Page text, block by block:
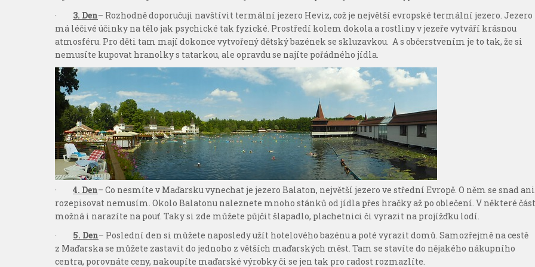
· 3. Den– Rozhodně doporučuji navštívit termální jezero Heviz, což je největší evropské termální jezero. Jezero
má léčivé účinky na tělo jak psychické tak fyzické. Prostředí kolem dokola a rostliny v jezeře vytváří krásnou
atmosféru. Pro děti tam mají dokonce vytvořený dětský bazének se skluzavkou. A s občerstvením je to tak, že si
nemusíte kupovat hranolky s tatarkou, ale opravdu se najíte pořádného jídla.
· 4. Den– Co nesmíte v Maďarsku vynechat je jezero Balaton, největší jezero ve střední Evropě. O něm se snad ani
rozepisovat nemusím. Okolo Balatonu naleznete mnoho stánků od jídla přes hračky až po oblečení. V některé
možná i narazíte na pouť. Taky si zde můžete půjčit šlapadlo, plachetnici či vyrazit na projížďku lodí.
· 5. Den– Poslední den si můžete naposledy užít hotelového bazénu a poté vyrazit domů. Samozřejmě na cestě
z Maďarska se můžete zastavit do jednoho z větších maďarských měst. Tam se stavíte do nějakého nákupního
centra, porovnáte ceny, nakoupíte maďarské výrobky či se jen tak pro radost rozmazlíte.